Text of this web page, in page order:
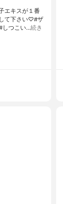
エキスが１番
て下さい♡#ザ
しつこい…続き